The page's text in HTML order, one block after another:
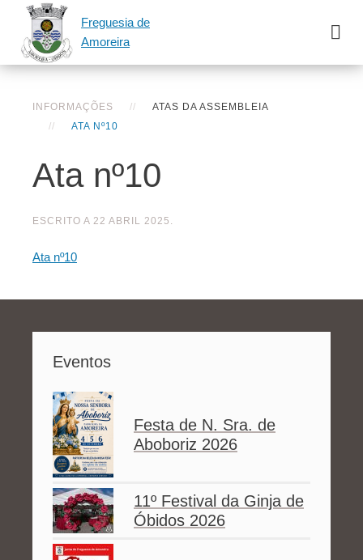
Freguesia de
Amoreira
INFORMAÇÕES
ATAS DA ASSEMBLEIA
ATA Nº10
Ata nº10
ESCRITO A 22 ABRIL 2025 .
Ata nº10
Eventos
Festa de N. Sra. de
Aboboriz 2026
11º Festival da Ginja de
Óbidos 2026